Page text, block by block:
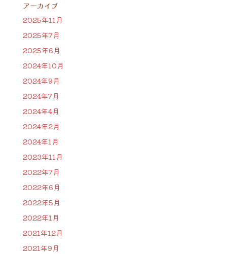
アーカイブ
2025年11月
2025年7月
2025年6月
2024年10月
2024年9月
2024年7月
2024年4月
2024年2月
2024年1月
2023年11月
2022年7月
2022年6月
2022年5月
2022年1月
2021年12月
2021年9月